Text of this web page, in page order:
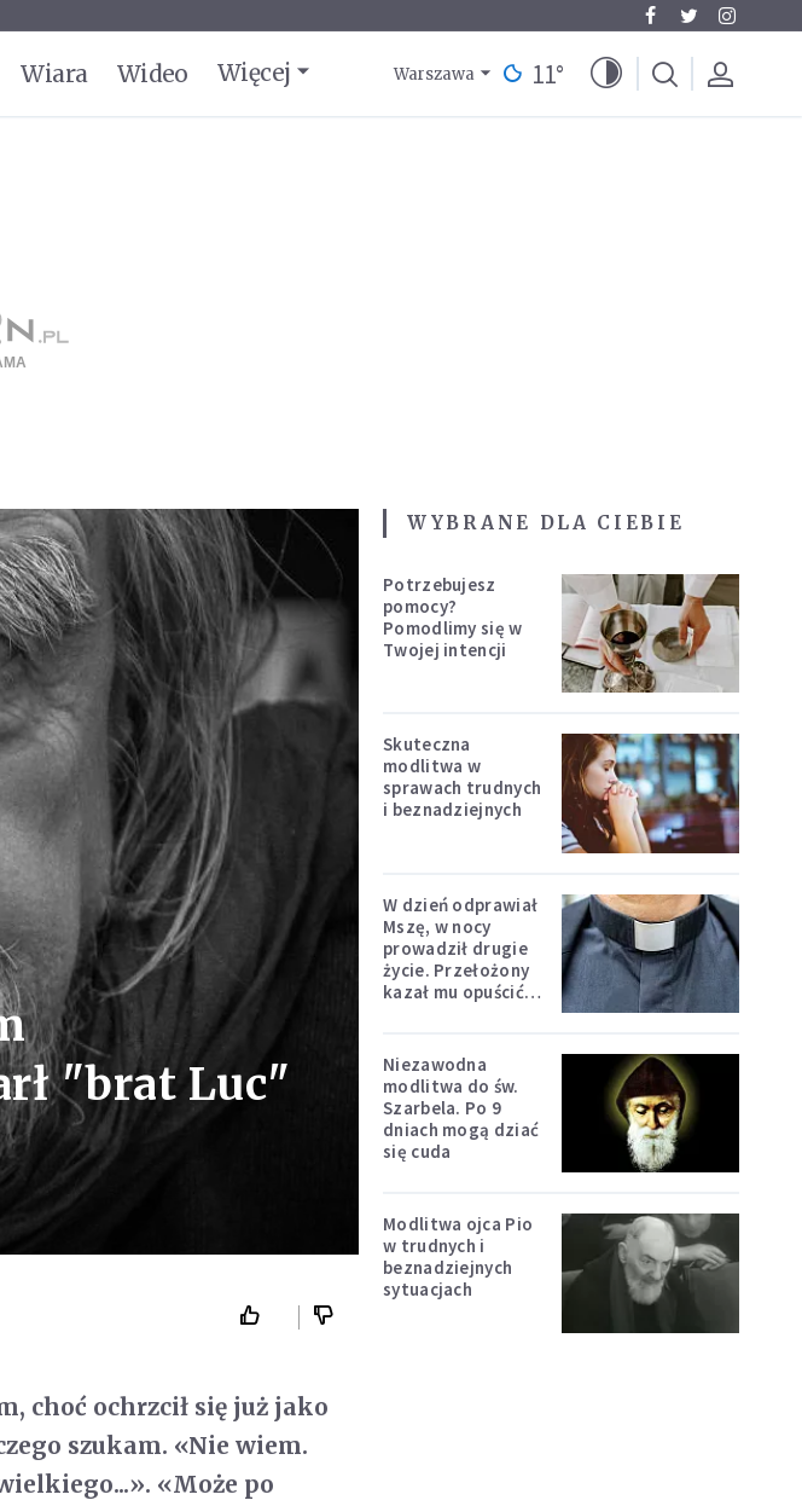
Wiara Wideo Więcej Warszawa 11°
"brat Luc"
choć ochrzcił się już jako
szukam. «Nie wiem.
«Może po
WYBRANE DLA CIEBIE
Potrzebujesz
pomocy?
Pomodlimy się w
Twojej intencji
Skuteczna
modlitwa w
sprawach trudnych
i beznadziejnych
W dzień odprawiał
Mszę, w nocy
prowadził drugie
życie. Przełożony
kazał mu opuścić
Niezawodna
modlitwa do św.
Szarbela. Po 9
dniach mogą dziać
się cuda
Modlitwa ojca Pio
w trudnych i
beznadziejnych
sytuacjach